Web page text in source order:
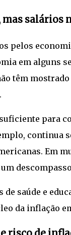
mas
pelos
em alguns
têm
para
Em
saúde e
da inflação